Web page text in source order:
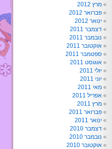
מרץ 2012
פברואר 2012
ינואר 2012
דצמבר 2011
נובמבר 2011
אוקטובר 2011
ספטמבר 2011
אוגוסט 2011
יולי 2011
יוני 2011
מאי 2011
אפריל 2011
מרץ 2011
פברואר 2011
ינואר 2011
דצמבר 2010
נובמבר 2010
אוקטובר 2010